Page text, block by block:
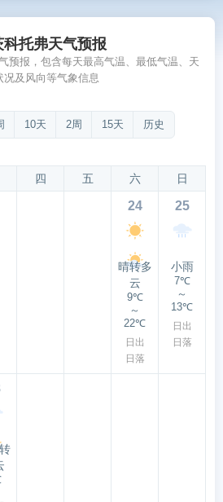
科托弗天气预报
预报，包含每天最高气温、最低气温、天
况及风向等气象信息
10天 2周 15天 历史
四 五 六 日
24
晴转多
云
9℃
～
22℃
日出
日落
25
小雨
7℃
～
13℃
日出
日落